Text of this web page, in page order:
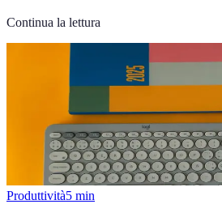
Continua la lettura
Produttività5 min